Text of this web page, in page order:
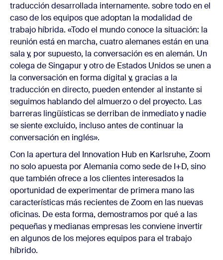
traducción desarrollada internamente. sobre todo en el
caso de los equipos que adoptan la modalidad de
trabajo híbrida. «Todo el mundo conoce la situación: la
reunión está en marcha, cuatro alemanes están en una
sala y, por supuesto, la conversación es en alemán. Un
colega de Singapur y otro de Estados Unidos se unen a
la conversación en forma digital y, gracias a la
traducción en directo, pueden entender al instante si
seguimos hablando del almuerzo o del proyecto. Las
barreras lingüísticas se derriban de inmediato y nadie
se siente excluido, incluso antes de continuar la
conversación en inglés».
Con la apertura del Innovation Hub en Karlsruhe, Zoom
no solo apuesta por Alemania como sede de I+D, sino
que también ofrece a los clientes interesados la
oportunidad de experimentar de primera mano las
características más recientes de Zoom en las nuevas
oficinas. De esta forma, demostramos por qué a las
pequeñas y medianas empresas les conviene invertir
en algunos de los mejores equipos para el trabajo
híbrido.